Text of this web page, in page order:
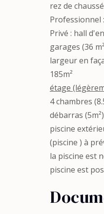
rez de
Professionnel
Privé : hall
garages (36
largeur en
185m²
étage
4 chambres
débarras
piscine
(piscine ) à
la piscine est
piscine est